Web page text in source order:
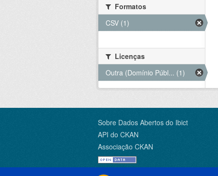
Formatos
CSV (1)
Licenças
Outra (Domínio Públ... (1)
Sobre Dados Abertos do Ibict
API do CKAN
Associação CKAN